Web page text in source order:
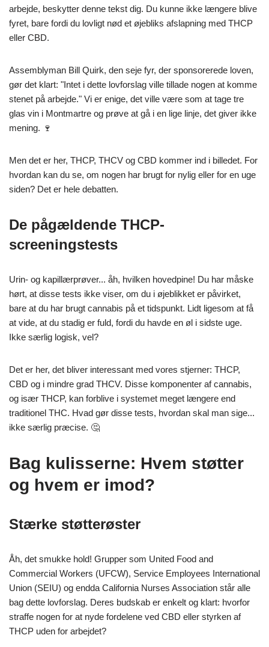
arbejde, beskytter denne tekst dig. Du kunne ikke længere blive
fyret, bare fordi du lovligt nød et øjebliks afslapning med THCP
eller CBD.
Assemblyman Bill Quirk, den seje fyr, der sponsorerede loven,
gør det klart: "Intet i dette lovforslag ville tillade nogen at komme
stenet på arbejde." Vi er enige, det ville være som at tage tre
glas vin i Montmartre og prøve at gå i en lige linje, det giver ikke
mening. 🍷
Men det er her, THCP, THCV og CBD kommer ind i billedet. For
hvordan kan du se, om nogen har brugt for nylig eller for en uge
siden? Det er hele debatten.
De pågældende THCP-
screeningstests
Urin- og kapillærprøver... åh, hvilken hovedpine! Du har måske
hørt, at disse tests ikke viser, om du i øjeblikket er påvirket,
bare at du har brugt cannabis på et tidspunkt. Lidt ligesom at få
at vide, at du stadig er fuld, fordi du havde en øl i sidste uge.
Ikke særlig logisk, vel?
Det er her, det bliver interessant med vores stjerner: THCP,
CBD og i mindre grad THCV. Disse komponenter af cannabis,
og især THCP, kan forblive i systemet meget længere end
traditionel THC. Hvad gør disse tests, hvordan skal man sige...
ikke særlig præcise. 🤔
Bag kulisserne: Hvem støtter
og hvem er imod?
Stærke støtterøster
Åh, det smukke hold! Grupper som United Food and
Commercial Workers (UFCW), Service Employees International
Union (SEIU) og endda California Nurses Association står alle
bag dette lovforslag. Deres budskab er enkelt og klart: hvorfor
straffe nogen for at nyde fordelene ved CBD eller styrken af
THCP uden for arbejdet?